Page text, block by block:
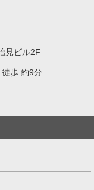
見ビル2F
歩 約9分